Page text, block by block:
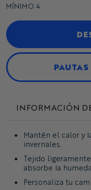
MÍNIMO 4
INFORMACIÓN
Mantén el calor y
invernales.
Tejido
absorbe la
Personaliza tu